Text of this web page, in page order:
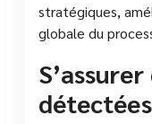
stratégiques,
globale du